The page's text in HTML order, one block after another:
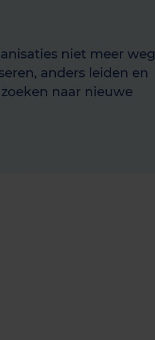
niet meer weg
anders leiden en
naar nieuwe